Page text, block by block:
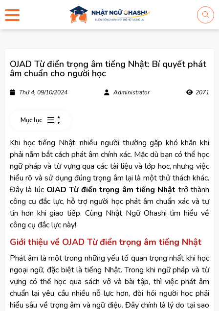
OJAD Từ điển trọng âm tiếng Nhật: Bí quyết phát
âm chuẩn cho người học
Thứ 4, 09/10/2024 Administrator 2071
Mục lục
Khi học tiếng Nhật, nhiều người thường gặp khó khăn khi
phải nắm bắt cách phát âm chính xác. Mặc dù bạn có thể học
ngữ pháp và từ vựng qua các tài liệu và lớp học, nhưng việc
hiểu rõ và sử dụng đúng trọng âm lại là một thử thách khác.
Đây là lúc OJAD Từ điển trọng âm tiếng Nhật trở thành
công cụ đắc lực, hỗ trợ người học phát âm chuẩn xác và tự
tin hơn khi giao tiếp. Cùng Nhật Ngữ Ohashi tìm hiểu về
công cụ đắc lực này!
Giới thiệu về OJAD Từ điển trọng âm tiếng Nhật
Phát âm là một trong những yếu tố quan trọng nhất khi học
ngoại ngữ, đặc biệt là tiếng Nhật. Trong khi ngữ pháp và từ
vựng có thể học qua sách vở và bài tập, thì việc phát âm
chuẩn lại yêu cầu nhiều nỗ lực hơn, đòi hỏi người học phải
hiểu sâu về trọng âm và ngữ điệu. Đây chính là lý do tại sao